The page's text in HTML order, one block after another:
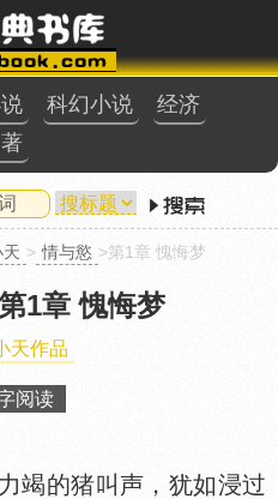
科幻小说
经济
> 情与慾 >第1章 愧悔梦
1章 愧悔梦
天作品
阅读
的猪叫声，犹如浸过